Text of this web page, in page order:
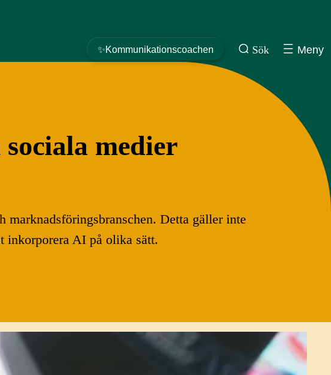
✨Kommunikationscoachen Sök Meny
medier
Detta gäller inte
inkorporera AI på olika sätt.